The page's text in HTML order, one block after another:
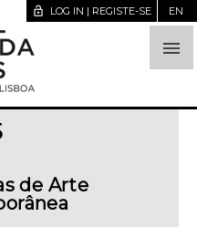

lock_open LOG IN | REGISTE-SE EN
de Arte